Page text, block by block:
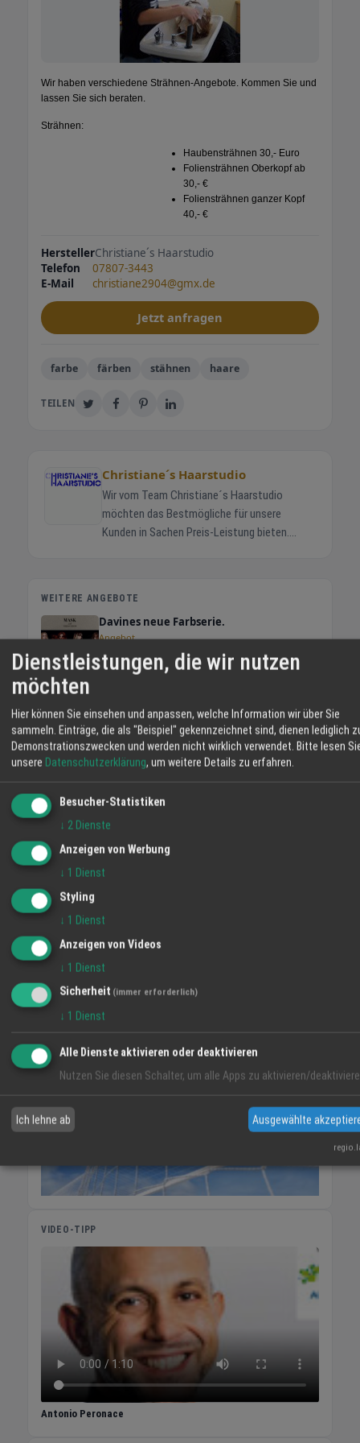
Wir haben verschiedene Strähnen-Angebote. Kommen Sie und
lassen Sie sich beraten.
Strähnen:
Haubensträhnen 30,- Euro
Foliensträhnen Oberkopf ab
30,- €
Foliensträhnen ganzer Kopf
40,- €
HerstellerChristiane´s Haarstudio
Telefon
07807-3443
E-Mail
christiane2904@gmx.de
Jetzt anfragen
farbe färben stähnen haare
TEILEN
Christiane´s Haarstudio
Wir vom Team Christiane´s Haarstudio
möchten das Bestmögliche für unsere
Kunden in Sachen Preis-Leistung bieten.
wir Akzente. Mit diesem Konzept setzen wir -
mit einem 5 köpfigen Team - voll auf Erfolg.
Lassen Sie sich bei Christiane´s Haarstudio
verwöhnen. Wir freuen uns auf Ihren Besuch.
Samstags Gerade Woche Samstag offen
Ungerade Woche Samstag zu 8:00 bis 13:30
Uhr Weitere Zusatzleistungen ! Hausbesuche
Hol-und Bringservice Hochsteck-Frisuren
Parkplätze Bonusheft für Treuekunden
WEITERE ANGEBOTE
Davines neue Farbserie.
Angebot
LaVita
Angebot
WETTER LAHR
31 °C
Mäßig Bewölkt
FR
32° / 19° 33° / 19°
VIDEO-TIPP
Antonio Peronace
Dienstleistungen, die wir nutzen
möchten
Hier können Sie einsehen und anpassen, welche Information wir über Sie
sammeln. Einträge, die als "Beispiel" gekennzeichnet sind, dienen lediglich
Demonstrationszwecken und werden nicht wirklich verwendet. Bitte lesen
unsere Datenschutzerklärung, um weitere Details zu erfahren.
Besucher-Statistiken
↓ 2 Dienste
Anzeigen von Werbung
↓ 1 Dienst
Styling
↓ 1 Dienst
Anzeigen von Videos
↓ 1 Dienst
Sicherheit (immer erforderlich)
↓ 1 Dienst
Alle Dienste aktivieren oder deaktivieren
Nutzen Sie diesen Schalter, um alle Apps zu aktivieren/
Ich lehne ab Ausgewählte